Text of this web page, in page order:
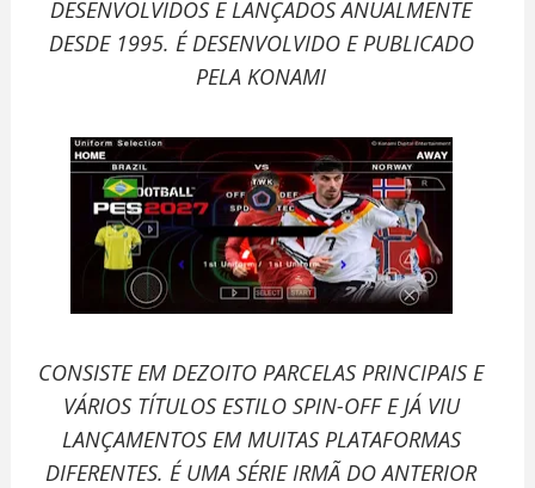
DESENVOLVIDOS E LANÇADOS ANUALMENTE
DESDE 1995. É DESENVOLVIDO E PUBLICADO
PELA KONAMI
CONSISTE EM DEZOITO PARCELAS PRINCIPAIS E
VÁRIOS TÍTULOS ESTILO SPIN-OFF E JÁ VIU
LANÇAMENTOS EM MUITAS PLATAFORMAS
DIFERENTES. É UMA SÉRIE IRMÃ DO ANTERIOR